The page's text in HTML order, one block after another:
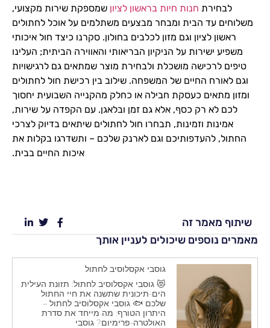
שיתוף מאמר זה
מאמרים נוספים שיכולים לעניין אותך
גוסבי אקסלוסיב לחתול
😻 גוסבי אקסלוסיב לחתול: תזונת העילית
הים-תיכונית שתשנה את חיי החתול
שלכם 🐟 גוסבי אקסלוסיב לחתול –
היתרון הטורף: מה מייחד את סדרת
האולטרה-פרימיום? גוסבי
לבחירת חנות חיות בראשון לציון שמספקת שירות מקצועי,
משלוחים עד הבית ומבחר מבצעים משתלמים על אוכל לחתולים
ראשון לציון וגם מזון לכלבים בחולון. סקרנו כיצד חול איכותי
משפיע ישירות על הניקיון הבריאותי והאווירה הביתית; העלינו
טיפים לרכישה מושכלת ולבחירת מוצר שמתאים גם לרגישויות
וגם לאורח החיים של המשפחה. שילוב בין רכישת חול לחתולים
ומזון מתאים כעסקת חבילה או כחלק מהקנייה השבועית יחסוך
לכם לא רק כסף, אלא גם זמן ובלאגן. עם הקפדה על שירות,
אמינות וזמינות, תבחרו חול לחתולים שיתאים בדיוק לצרכי
החתול, להעדפותיכם וגם לארנק שלכם – ותשדרגו בקלות את
איכות החיים בבית.